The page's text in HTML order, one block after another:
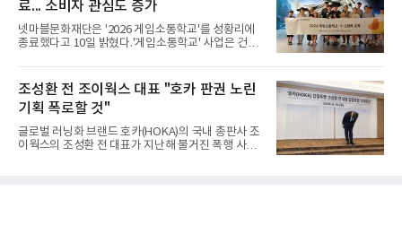
(AIDC) 사업환경 변화에 따른 공동 대응을 위한 업무
협약(MOU)’을 체결했다고 밝혔다.이날 협약식에는
구자균 LS일렉트릭 회장과 허윤홍 GS건설 대표, 채
대석 LS일렉트릭 대표 등 양사 주요 경영진이 참석했
전 기술 협력 및
료... 소비자 관심도 증가
넷마블문화재단은 '2026 게임소통학교'를 성황리에
종료했다고 10일 밝혔다.'게임소통학교' 사업은 건강
학부모를 대상으로 게임의 특성 및 활용법을 알리고
가족 간 소통을 지원하는 프로그램으로 2016년부터
시작됐다.이번 프로그램은 지난달 31일과 이달 8일
두 차례에 걸쳐 진행됐다. 지난달 31일에는 초3~중3
자녀를 둔 보호자를 대상으로 자녀의 게임문화를 이
해하기 위한 보호자 교육이 마련됐으며, 8일에는 1회
차 교육에 참여한 가족 30여 명이 오전팀과 오후팀으
조성환 전 조이웍스 대표 "호카 판권 노린
기획 폭로할 것"
글로벌 러닝화 브랜드 호카(HOKA)의 국내 총판사 조
이웍스의 조성환 전 대표가 지난해 불거진 폭행 사건